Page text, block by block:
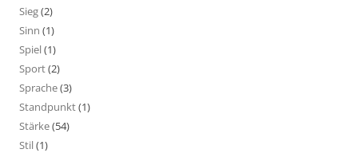
Sieg(2)
Sinn (1)
Spiel(1)
Sport(2)
Sprache(3)
Standpunkt(1)
Stärke(54)
Stil(1)